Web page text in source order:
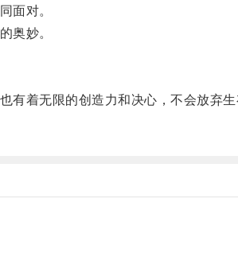
面对。
奥妙。
着无限的创造力和决心，不会放弃生